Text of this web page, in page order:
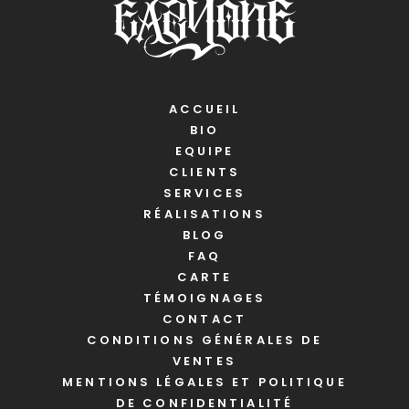
ACCUEIL
BIO
EQUIPE
CLIENTS
SERVICES
RÉALISATIONS
BLOG
FAQ
CARTE
TÉMOIGNAGES
CONTACT
CONDITIONS GÉNÉRALES DE
VENTES
MENTIONS LÉGALES ET POLITIQUE
DE CONFIDENTIALITÉ